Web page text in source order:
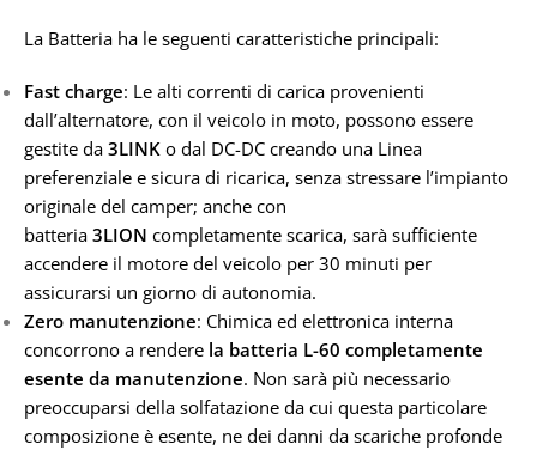
La Batteria ha le seguenti caratteristiche principali:
Fast charge: Le alti correnti di carica provenienti
dall’alternatore, con il veicolo in moto, possono essere
gestite da 3LINK o dal DC-DC creando una Linea
preferenziale e sicura di ricarica, senza stressare l’impianto
originale del camper; anche con
batteria 3LION completamente scarica, sarà sufficiente
accendere il motore del veicolo per 30 minuti per
assicurarsi un giorno di autonomia.
Zero manutenzione: Chimica ed elettronica interna
concorrono a rendere la batteria L-60 completamente
esente da manutenzione. Non sarà più necessario
preoccuparsi della solfatazione da cui questa particolare
composizione è esente, ne dei danni da scariche profonde